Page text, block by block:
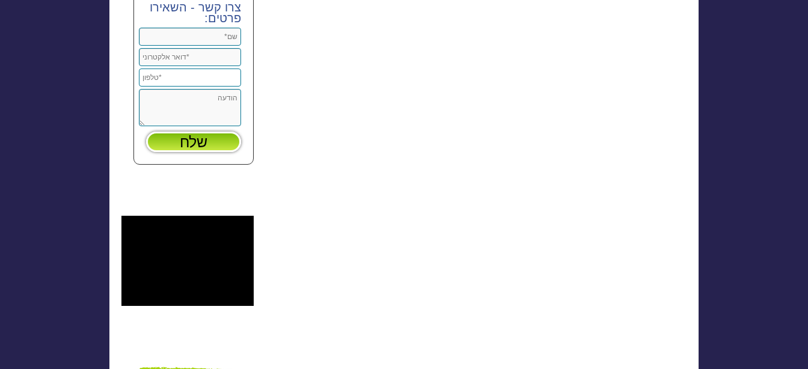
צרו קשר - השאירו
פרטים: